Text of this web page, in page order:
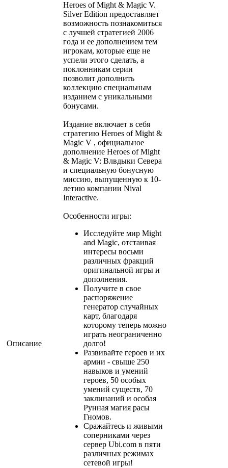
Описание
Heroes of Might & Magic V.
Silver Edition предоставляет
возможность познакомиться
с лучшей стратегией 2006
года и ее дополнением тем
игрокам, которые еще не
успели этого сделать, а
поклонникам серии
позволит дополнить
коллекцию специальным
изданием с уникальными
бонусами.
Издание включает в себя
стратегию Heroes of Might &
Magic V , официальное
дополнение Heroes of Might
& Magic V: Влвдыки Севера
и специальную бонусную
миссию, выпущенную к 10-
летию компании Nival
Interactive.
Особенности игры:
Исследуйте мир Might
and Magic, отстаивая
интересы восьми
различных фракций
оригинальной игры и
дополнения.
Получите в свое
распоряжение
генератор случайных
карт, благодаря
которому теперь можно
играть неограниченно
долго!
Развивайте героев и их
армии - свыше 250
навыков и умений
героев, 50 особых
умений существ, 70
заклинаний и особая
Рунная магия расы
Гномов.
Сражайтесь и живыми
соперниками через
сервер Ubi.com в пяти
различных режимах
сетевой игры!